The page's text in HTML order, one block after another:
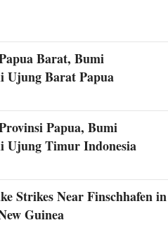
Barat, Bumi
Ujung Barat Papua
Papua, Bumi
Ujung Timur Indonesia
Strikes Near Finschhafen in
Guinea